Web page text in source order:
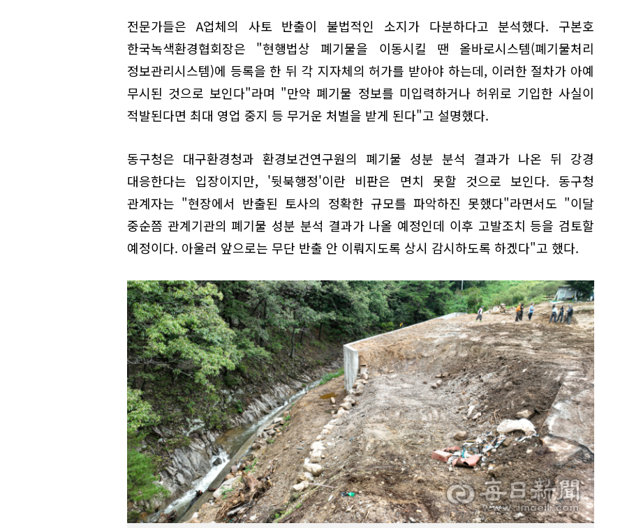
전문가들은 A업체의 사토 반출이 불법적인 소지가 다분하다고 분석했다. 구본호
한국녹색환경협회장은 "현행법상 폐기물을 이동시킬 땐 올바로시스템(폐기물처리
정보관리시스템)에 등록을 한 뒤 각 지자체의 허가를 받아야 하는데, 이러한 절차가 아예
무시된 것으로 보인다"라며 "만약 폐기물 정보를 미입력하거나 허위로 기입한 사실이
적발된다면 최대 영업 중지 등 무거운 처벌을 받게 된다"고 설명했다.
동구청은 대구환경청과 환경보건연구원의 폐기물 성분 분석 결과가 나온 뒤 강경
대응한다는 입장이지만, '뒷북행정'이란 비판은 면치 못할 것으로 보인다. 동구청
관계자는 "현장에서 반출된 토사의 정확한 규모를 파악하진 못했다"라면서도 "이달
중순쯤 관계기관의 폐기물 성분 분석 결과가 나올 예정인데 이후 고발조치 등을 검토할
예정이다. 아울러 앞으로는 무단 반출 안 이뤄지도록 상시 감시하도록 하겠다"고 했다.